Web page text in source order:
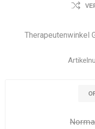
Therapeutenwinkel